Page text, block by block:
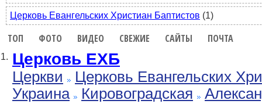
Церковь Евангельских Христиан Баптистов (1)
ТОП ФОТО ВИДЕО СВЕЖИЕ САЙТЫ ПОЧТА
1. Церковь ЕХБ
Церкви
Церковь Евангельских
Украина
Кировоградская